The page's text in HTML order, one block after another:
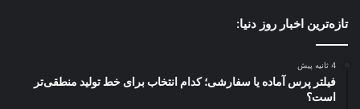
تازه‌ترین اخبار روز دنیا:
4 ثانیه پیش
فیلتر پرس آماده یا سفارشی؛ کدام انتخاب برای خط تولید منطقی‌تر
است؟